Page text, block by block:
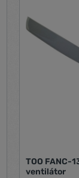
TOO FANC-
ventilátor